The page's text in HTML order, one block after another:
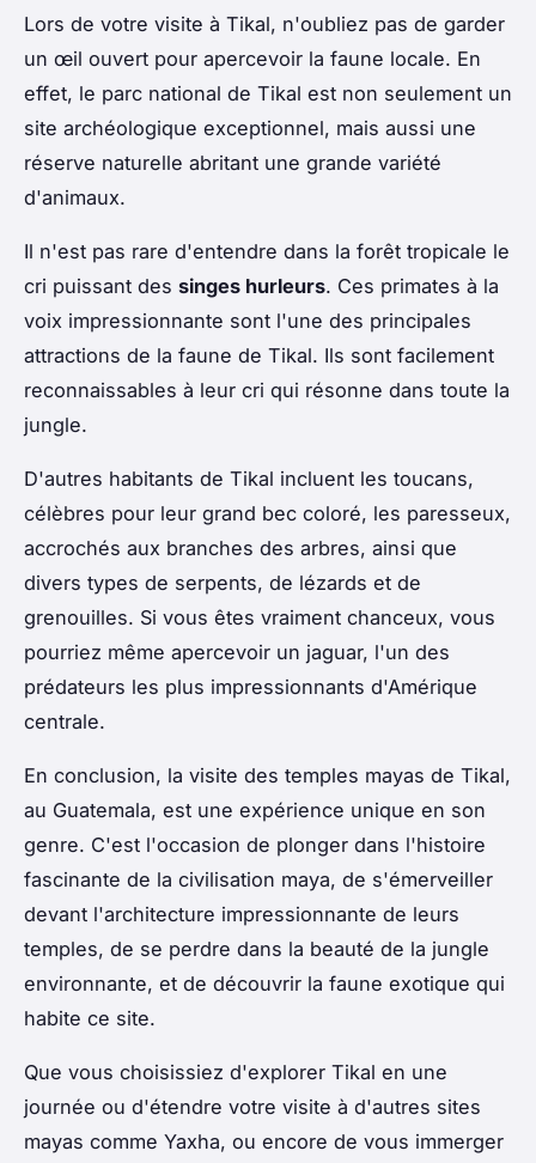
Lors de votre visite à Tikal, n'oubliez pas de garder
un œil ouvert pour apercevoir la faune locale. En
effet, le parc national de Tikal est non seulement un
site archéologique exceptionnel, mais aussi une
réserve naturelle abritant une grande variété
d'animaux.
Il n'est pas rare d'entendre dans la forêt tropicale le
cri puissant des singes hurleurs. Ces primates à la
voix impressionnante sont l'une des principales
attractions de la faune de Tikal. Ils sont facilement
reconnaissables à leur cri qui résonne dans toute la
jungle.
D'autres habitants de Tikal incluent les toucans,
célèbres pour leur grand bec coloré, les paresseux,
accrochés aux branches des arbres, ainsi que
divers types de serpents, de lézards et de
grenouilles. Si vous êtes vraiment chanceux, vous
pourriez même apercevoir un jaguar, l'un des
prédateurs les plus impressionnants d'Amérique
centrale.
En conclusion, la visite des temples mayas de Tikal,
au Guatemala, est une expérience unique en son
genre. C'est l'occasion de plonger dans l'histoire
fascinante de la civilisation maya, de s'émerveiller
devant l'architecture impressionnante de leurs
temples, de se perdre dans la beauté de la jungle
environnante, et de découvrir la faune exotique qui
habite ce site.
Que vous choisissiez d'explorer Tikal en une
journée ou d'étendre votre visite à d'autres sites
mayas comme Yaxha, ou encore de vous immerger